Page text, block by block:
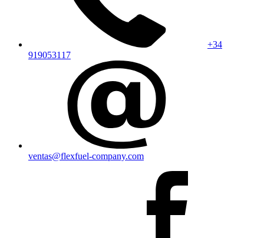
+34
919053117
ventas@flexfuel-company.com